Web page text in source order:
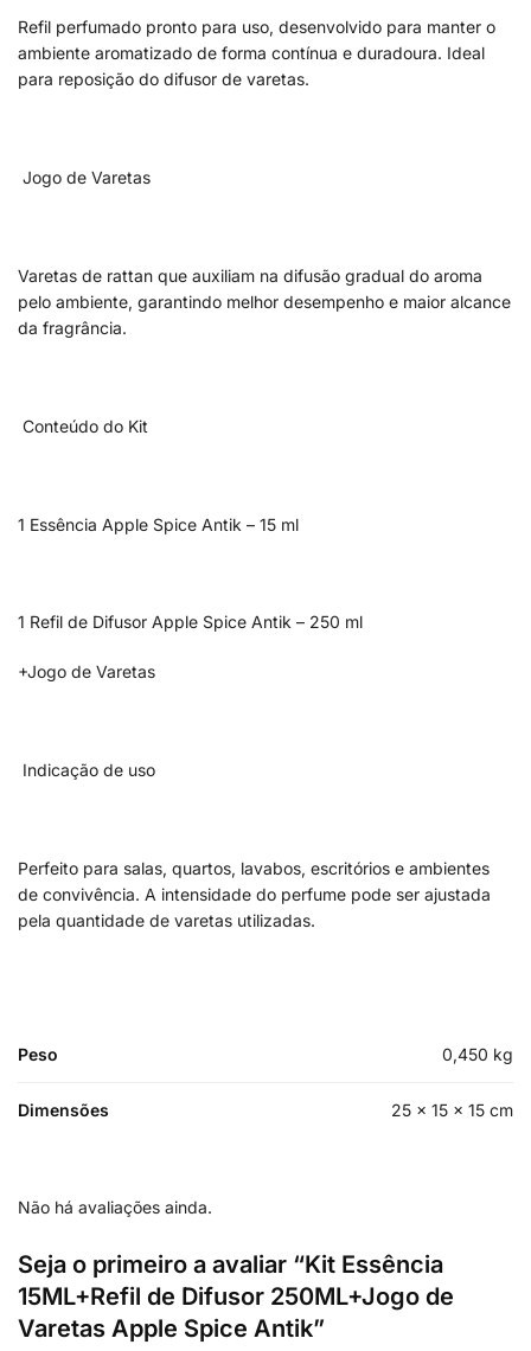
Refil perfumado pronto para uso, desenvolvido para manter o
ambiente aromatizado de forma contínua e duradoura. Ideal
para reposição do difusor de varetas.
Jogo de Varetas
Varetas de rattan que auxiliam na difusão gradual do aroma
pelo ambiente, garantindo melhor desempenho e maior alcance
da fragrância.
Conteúdo do Kit
1 Essência Apple Spice Antik – 15 ml
1 Refil de Difusor Apple Spice Antik – 250 ml
+Jogo de Varetas
Indicação de uso
Perfeito para salas, quartos, lavabos, escritórios e ambientes
de convivência. A intensidade do perfume pode ser ajustada
pela quantidade de varetas utilizadas.
Peso 0,450 kg
Dimensões 25 × 15 × 15 cm
Não há avaliações ainda.
Seja o primeiro a avaliar “Kit Essência
15ML+Refil de Difusor 250ML+Jogo de
Varetas Apple Spice Antik”